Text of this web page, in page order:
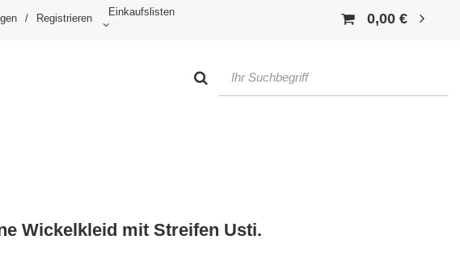
/ Registrieren
Einkaufslisten 0,00 €
Wickelkleid mit Streifen Usti.